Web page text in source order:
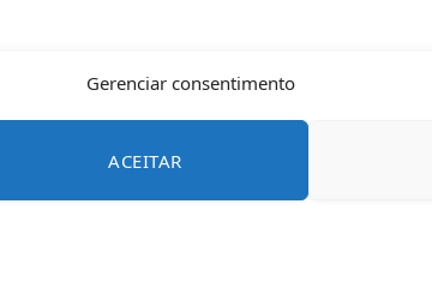
Gerenciar consentimento
ACEITAR
SOBRE NÓS